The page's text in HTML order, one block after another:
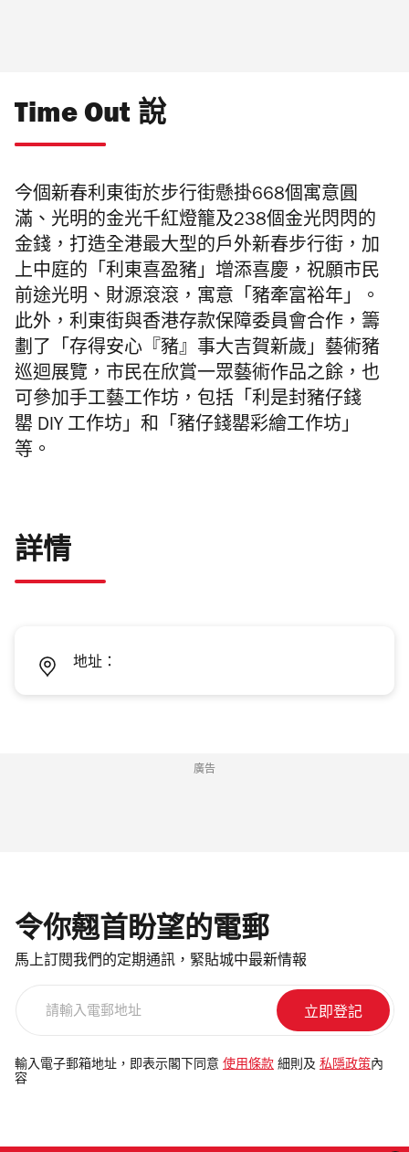
Time Out 說
今個新春利東街於步行街懸掛668個寓意圓
滿、光明的金光千紅燈籠及238個金光閃閃的
金錢， 打造全港最大型的戶外新春步行街，加
上中庭的「利東喜盈豬」增添喜慶，祝願市民
前途光明、 財源滾滾，寓意「豬牽富裕年」。
此外， 利東街與香港存款保障委員會合作， 籌
劃了「存得安心『豬』事大吉賀新歲」藝術豬
巡迴展覽， 市民在欣賞一眾藝術作品之餘， 也
可參加手工藝工作坊，包括「利是封豬仔錢
罌 DIY 工作坊」和「豬仔錢罌彩繪工作坊」
等。
詳情
地址：
廣告
令你翹首盼望的電郵
馬上訂閱我們的定期通訊，緊貼城中最新情報
電
郵
輸入電子郵箱地址，即表示閣下同意 使用條款 細則及 私隱政策 內
容